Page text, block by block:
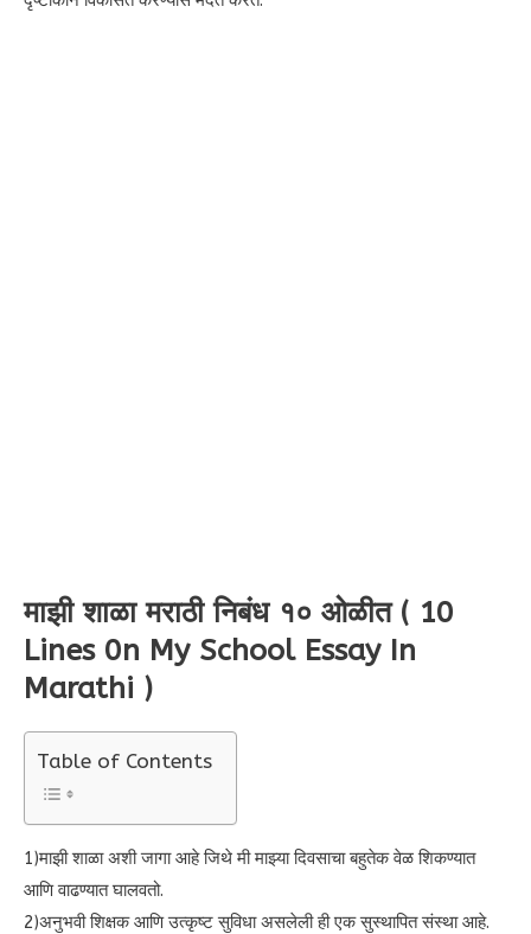
माझी शाळा मराठी निबंध १० ओळीत ( 10
Lines 0n My School Essay In
Marathi )
Table of Contents
1)माझी शाळा अशी जागा आहे जिथे मी माझ्या दिवसाचा बहुतेक वेळ शिकण्यात
आणि वाढण्यात घालवतो.
2)अनुभवी शिक्षक आणि उत्कृष्ट सुविधा असलेली ही एक सुस्थापित संस्था आहे.